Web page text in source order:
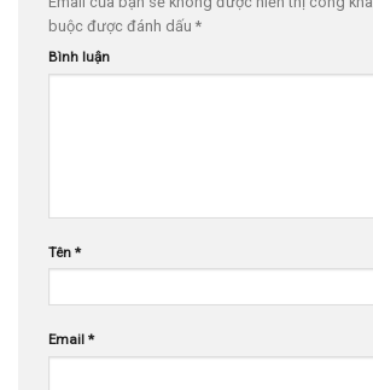
buộc được đánh dấu *
Bình luận
Tên *
Email *